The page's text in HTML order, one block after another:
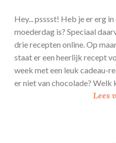
Hey... psssst! Heb je er erg
moederdag is? Speciaal
drie recepten online. Op
staat er een heerlijk recept
week met een leuk cadeau-
er niet van chocolade?
Lees